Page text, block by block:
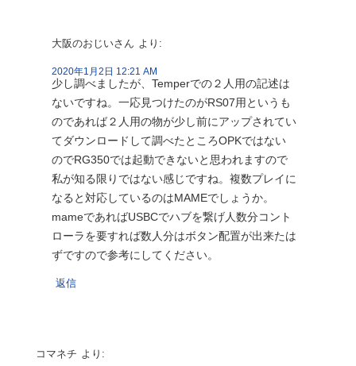
大阪のおじいさん より:
2020年1月2日 12:21 AM
少し調べましたが、Temperでの２人用の記述は
ないですね。一応見つけたのがRS07用というも
のであれば２人用の物が少し前にアップされてい
てダウンロードして調べたところOPKではない
のでRG350では起動できないと思われますので
私が知る限りではない感じですね。複数プレイに
なると対応しているのはMAMEでしょうか。
mameであればUSBCでハブを繋げ人数分コント
ローラを要すれば数人分はボタン配置が出来たは
ずですので参考にしてください。
返信
コマネチ より: